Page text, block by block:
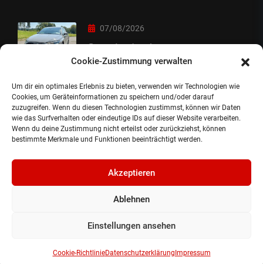
Cookie-Zustimmung verwalten
Um dir ein optimales Erlebnis zu bieten, verwenden wir Technologien wie
Cookies, um Geräteinformationen zu speichern und/oder darauf
zuzugreifen. Wenn du diesen Technologien zustimmst, können wir Daten
wie das Surfverhalten oder eindeutige IDs auf dieser Website verarbeiten.
Wenn du deine Zustimmung nicht erteilst oder zurückziehst, können
bestimmte Merkmale und Funktionen beeinträchtigt werden.
Akzeptieren
Ablehnen
Einstellungen ansehen
Cookie-RichtlinieDatenschutzerklärung Impressum
07/08/2026
Sorry Leute :-)
06/08/2026
Auslieferung
©2024, Gepflanzt Jung- und SportwagenhandelsgmbH.